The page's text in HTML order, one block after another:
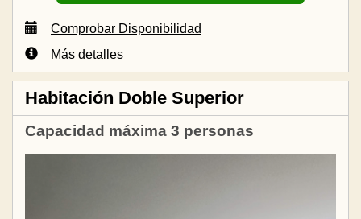
Comprobar Disponibilidad
Más detalles
Habitación Doble Superior
Capacidad máxima 3 personas